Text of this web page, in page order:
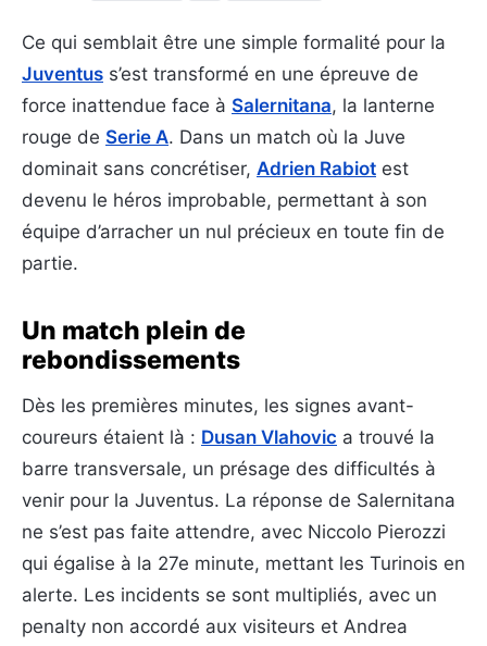
Ce qui semblait être une simple formalité pour la
Juventus s’est transformé en une épreuve de
force inattendue face à Salernitana, la lanterne
rouge de Serie A. Dans un match où la Juve
dominait sans concrétiser, Adrien Rabiot est
devenu le héros improbable, permettant à son
équipe d’arracher un nul précieux en toute fin de
partie.
Un match plein de
rebondissements
Dès les premières minutes, les signes avant-
coureurs étaient là : Dusan Vlahovic a trouvé la
barre transversale, un présage des difficultés à
venir pour la Juventus. La réponse de Salernitana
ne s’est pas faite attendre, avec Niccolo Pierozzi
qui égalise à la 27e minute, mettant les Turinois en
alerte. Les incidents se sont multipliés, avec un
penalty non accordé aux visiteurs et Andrea